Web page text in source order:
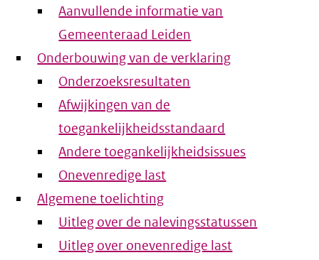
Aanvullende informatie van
Gemeenteraad Leiden
Onderbouwing van de verklaring
Onderzoeksresultaten
Afwijkingen van de
toegankelijkheidsstandaard
Andere toegankelijkheidsissues
Onevenredige last
Algemene toelichting
Uitleg over de nalevingsstatussen
Uitleg over onevenredige last